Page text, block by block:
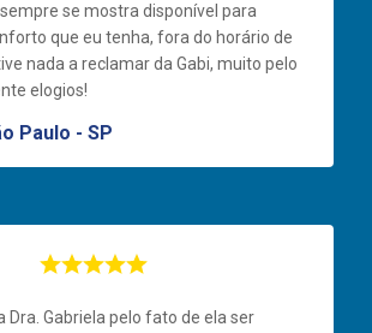
se mostra disponível para
que eu tenha, fora do horário de
nada a reclamar da Gabi, muito pelo
elogios!
Paulo - SP
Dra. Gabriela pelo fato de ela ser